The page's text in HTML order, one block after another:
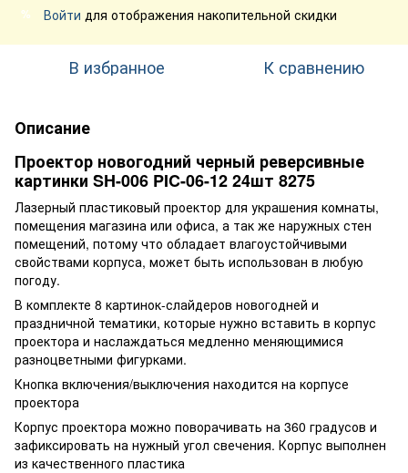
% Войти для отображения накопительной скидки
В избранное К сравнению
Описание
Проектор новогодний черный реверсивные
картинки SH-006 PIC-06-12 24шт 8275
Лазерный пластиковый проектор для украшения комнаты,
помещения магазина или офиса, а так же наружных стен
помещений, потому что обладает влагоустойчивыми
свойствами корпуса, может быть использован в любую
погоду.
В комплекте 8 картинок-слайдеров новогодней и
праздничной тематики, которые нужно вставить в корпус
проектора и наслаждаться медленно меняющимися
разноцветными фигурками.
Кнопка включения/выключения находится на корпусе
проектора
Корпус проектора можно поворачивать на 360 градусов и
зафиксировать на нужный угол свечения. Корпус выполнен
из качественного пластика